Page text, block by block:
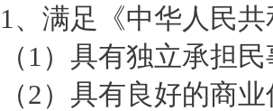
1、满足《中华人民
（1）具有独立承担
（2）具有良好的商